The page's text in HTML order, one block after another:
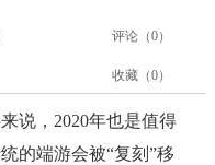
评论（0）
收藏（0）
说，2020年也是值得
的端游会被“复刻”移